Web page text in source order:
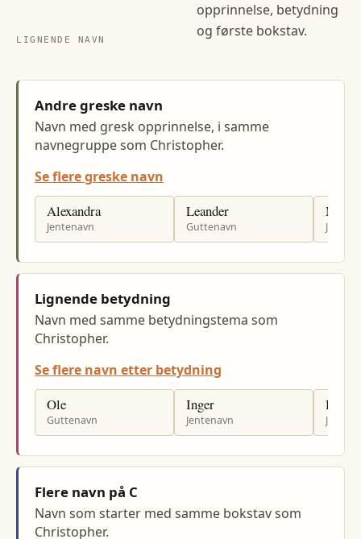
LIGNENDE NAVN
opprinnelse, betydning
og første bokstav.
Andre greske navn
Navn med gresk opprinnelse, i samme
navnegruppe som Christopher.
Se flere greske navn
Alexandra
Jentenavn
Leander
Guttenavn
Lignende betydning
Navn med samme betydningstema som
Christopher.
Se flere navn etter betydning
Ole
Guttenavn
Inger
Jentenavn
Hilde
Flere navn på C
Navn som starter med samme bokstav som
Christopher.